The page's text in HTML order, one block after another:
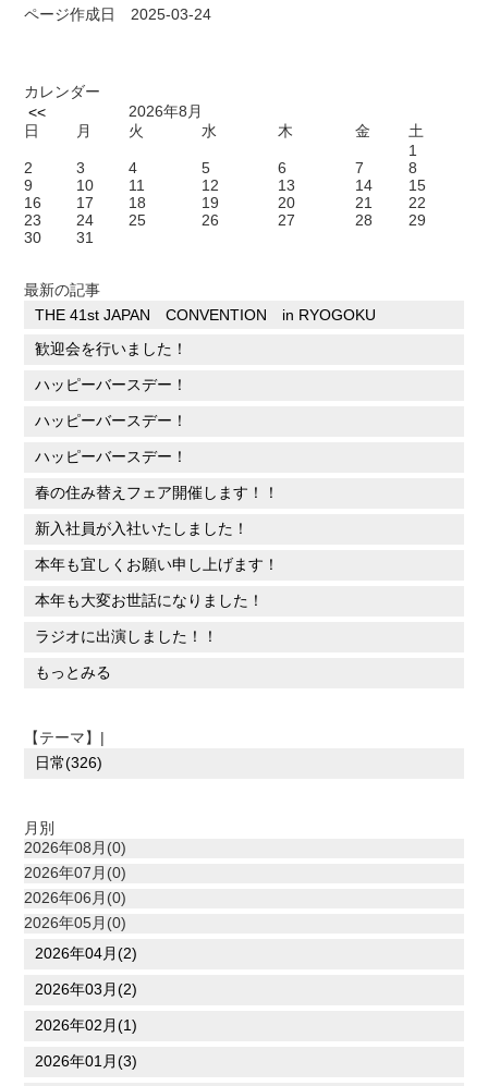
ページ作成日 2025-03-24
カレンダー
<<
2026年8月
日
月 火 水 木 金
土
1
2
3 4 5 6 7
8
9
10 11 12 13 14
15
16
17 18 19 20 21
22
23
24 25 26 27 28
29
30
31
最新の記事
THE 41st JAPAN CONVENTION in RYOGOKU
歓迎会を行いました！
ハッピーバースデー！
ハッピーバースデー！
ハッピーバースデー！
春の住み替えフェア開催します！！
新入社員が入社いたしました！
本年も宜しくお願い申し上げます！
本年も大変お世話になりました！
ラジオに出演しました！！
もっとみる
【テーマ】|
日常(326)
月別
2026年08月(0)
2026年07月(0)
2026年06月(0)
2026年05月(0)
2026年04月(2)
2026年03月(2)
2026年02月(1)
2026年01月(3)